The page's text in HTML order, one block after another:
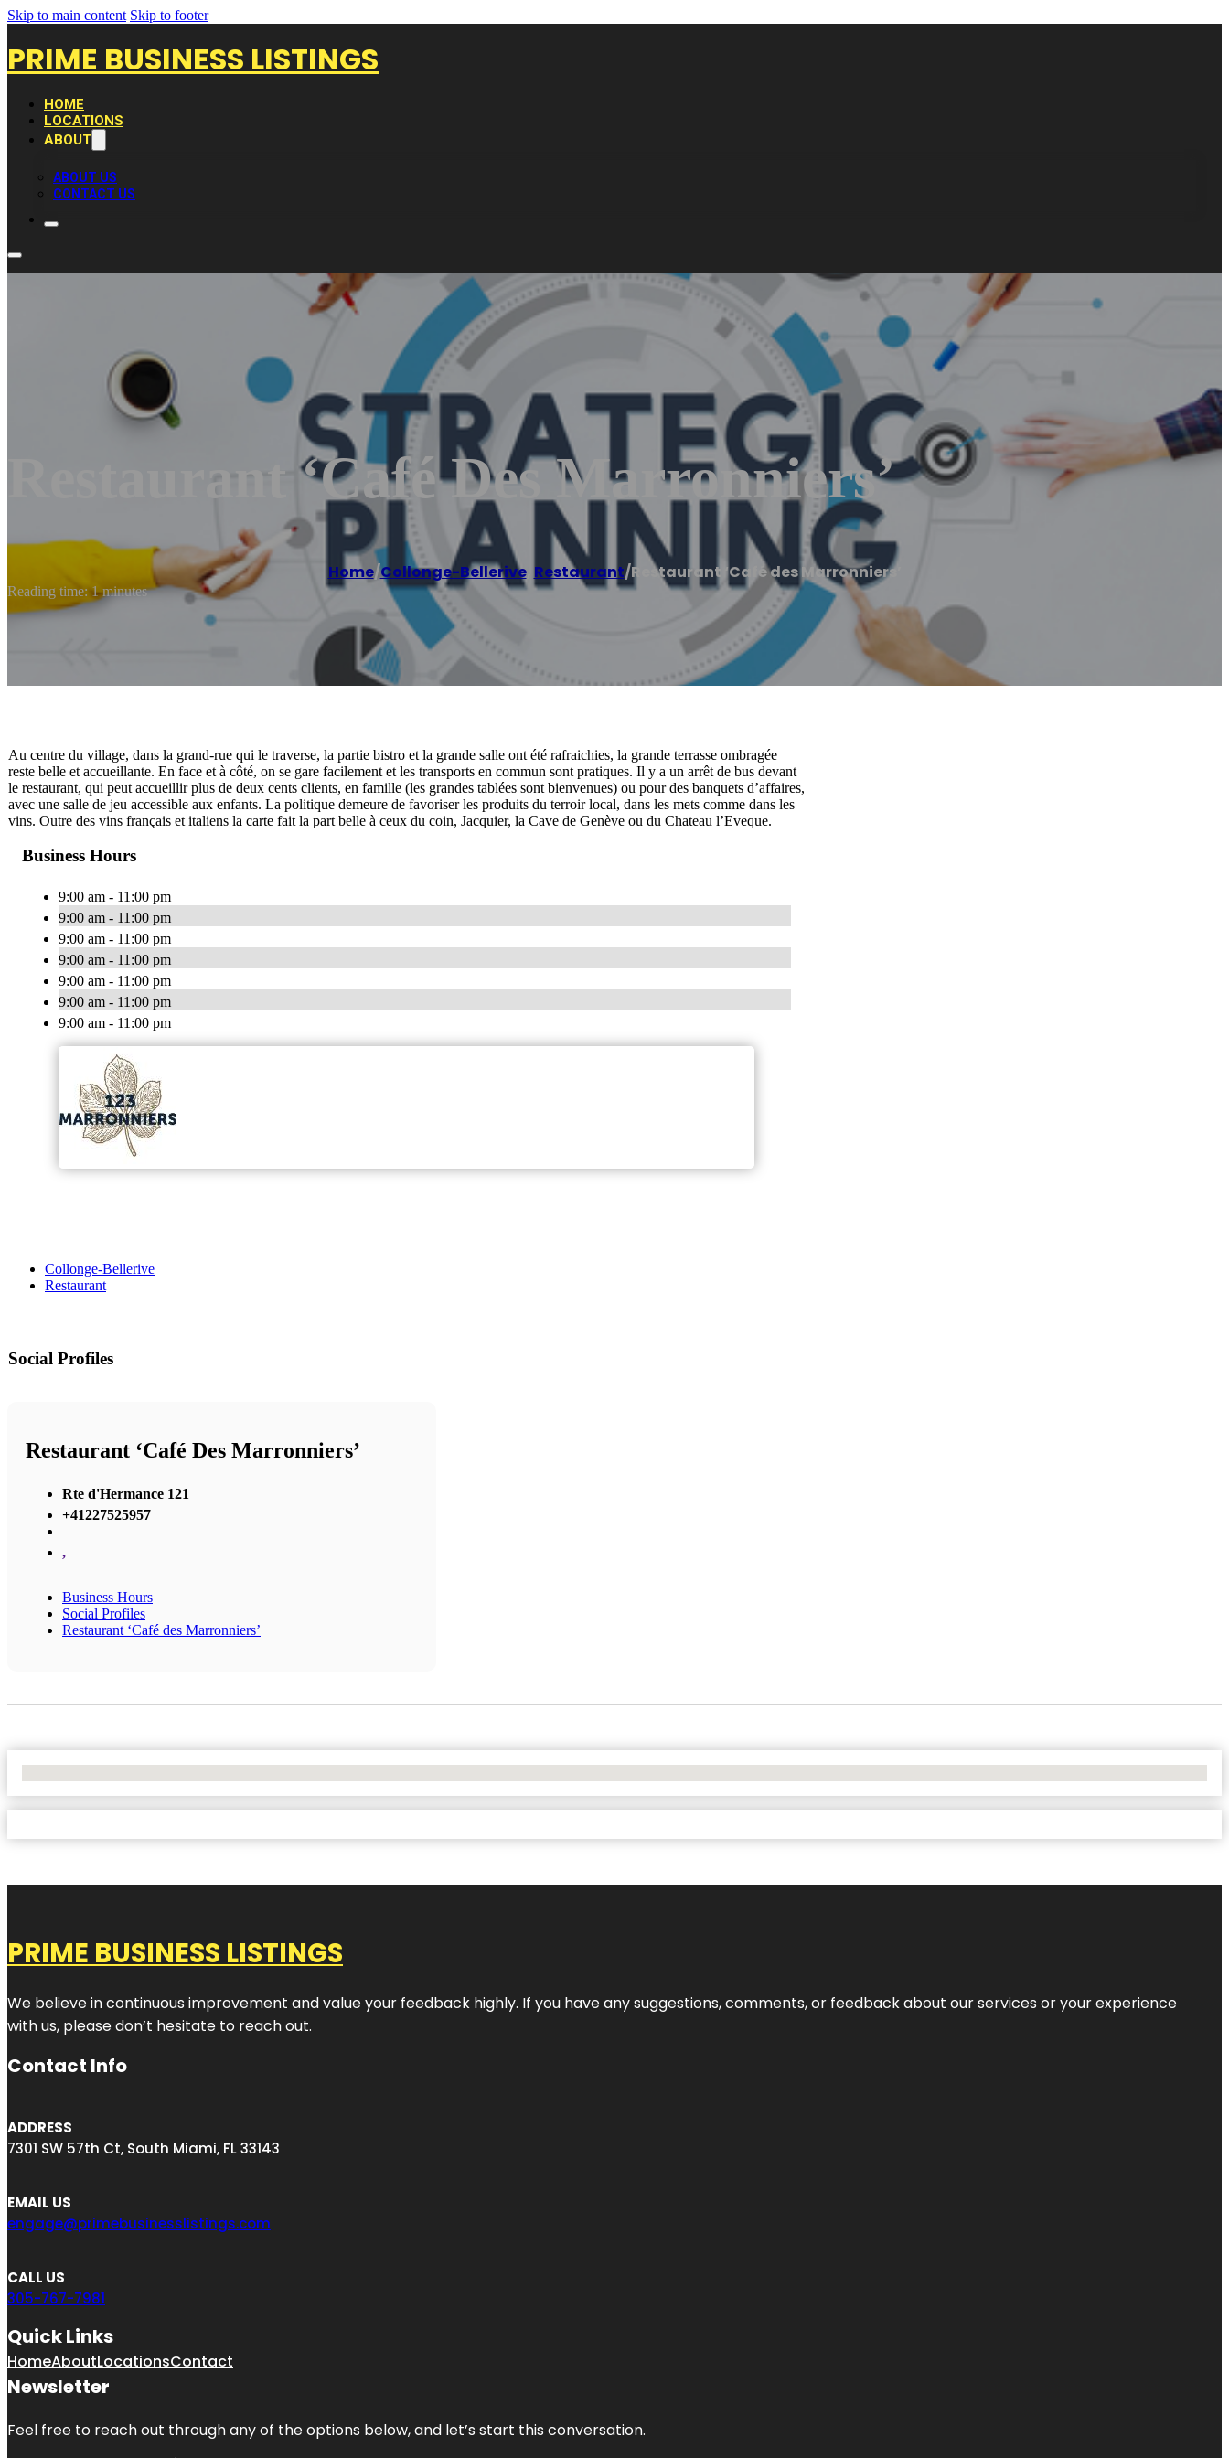
Skip to main content Skip to footer
PRIME BUSINESS LISTINGS
HOME
LOCATIONS
ABOUT
ABOUT US
CONTACT US
Restaurant ‘Café Des Marronniers’
Home/Collonge-Bellerive, Restaurant/Restaurant ‘Café des Marronniers’
Reading time: 1 minutes
Au centre du village, dans la grand-rue qui le traverse, la partie bistro et la grande salle ont été rafraichies, la grande terrasse ombragée
reste belle et accueillante. En face et à côté, on se gare facilement et les transports en commun sont pratiques. Il y a un arrêt de bus devant
le restaurant, qui peut accueillir plus de deux cents clients, en famille (les grandes tablées sont bienvenues) ou pour des banquets d’affaires,
avec une salle de jeu accessible aux enfants. La politique demeure de favoriser les produits du terroir local, dans les mets comme dans les
vins. Outre des vins français et italiens la carte fait la part belle à ceux du coin, Jacquier, la Cave de Genève ou du Chateau l’Eveque.
Business Hours
9:00 am - 11:00 pm
9:00 am - 11:00 pm
9:00 am - 11:00 pm
9:00 am - 11:00 pm
9:00 am - 11:00 pm
9:00 am - 11:00 pm
9:00 am - 11:00 pm
Collonge-Bellerive
Restaurant
Social Profiles
Restaurant ‘Café Des Marronniers’
Rte d'Hermance 121
+41227525957
,
Business Hours
Social Profiles
Restaurant ‘Café des Marronniers’
PRIME BUSINESS LISTINGS
We believe in continuous improvement and value your feedback highly. If you have any suggestions, comments, or feedback about our services or your experience
with us, please don’t hesitate to reach out.
Contact Info
ADDRESS
7301 SW 57th Ct, South Miami, FL 33143
EMAIL US
engage@primebusinesslistings.com
CALL US
305-767-7981
Quick Links
HomeAboutLocationsContact
Newsletter
Feel free to reach out through any of the options below, and let’s start this conversation.